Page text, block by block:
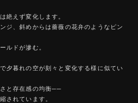
絶えず変化します。
ジ、斜めからは薔薇の花弁のようなピン
ルドが滲む。
夕暮れの空が刻々と変化する様に似てい
と存在感の均衡──
されています。